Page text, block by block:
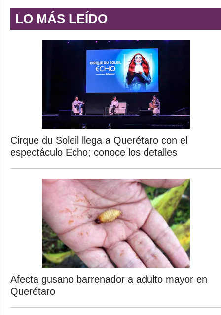
LO MÁS LEÍDO
Cirque du Soleil llega a Querétaro con el
espectáculo Echo; conoce los detalles
Afecta gusano barrenador a adulto mayor en
Querétaro